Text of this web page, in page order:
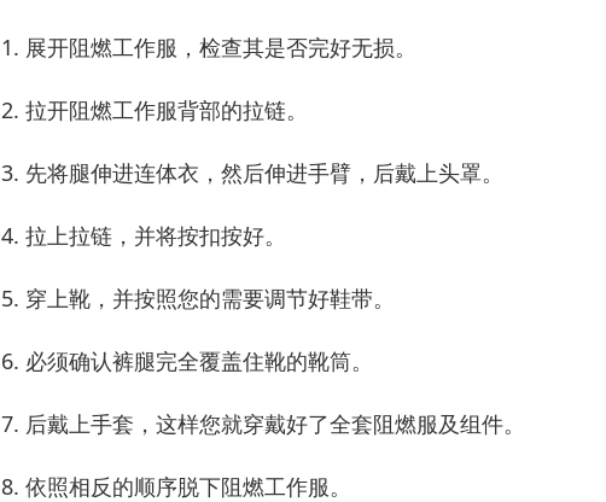
1. 展开阻燃工作服，检查其是否完好无损。
2. 拉开阻燃工作服背部的拉链。
3. 先将腿伸进连体衣，然后伸进手臂，后戴上头罩。
4. 拉上拉链，并将按扣按好。
5. 穿上靴，并按照您的需要调节好鞋带。
6. 必须确认裤腿完全覆盖住靴的靴筒。
7. 后戴上手套，这样您就穿戴好了全套阻燃服及组件。
8. 依照相反的顺序脱下阻燃工作服。